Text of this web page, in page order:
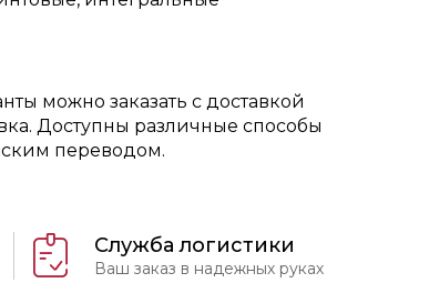
можно заказать с доставкой
Доступны различные способы
переводом.
Служба логистики
Ваш заказ в надежных руках